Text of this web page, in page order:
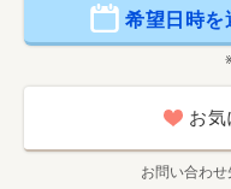
希望日時を
お気
お問い合わせ